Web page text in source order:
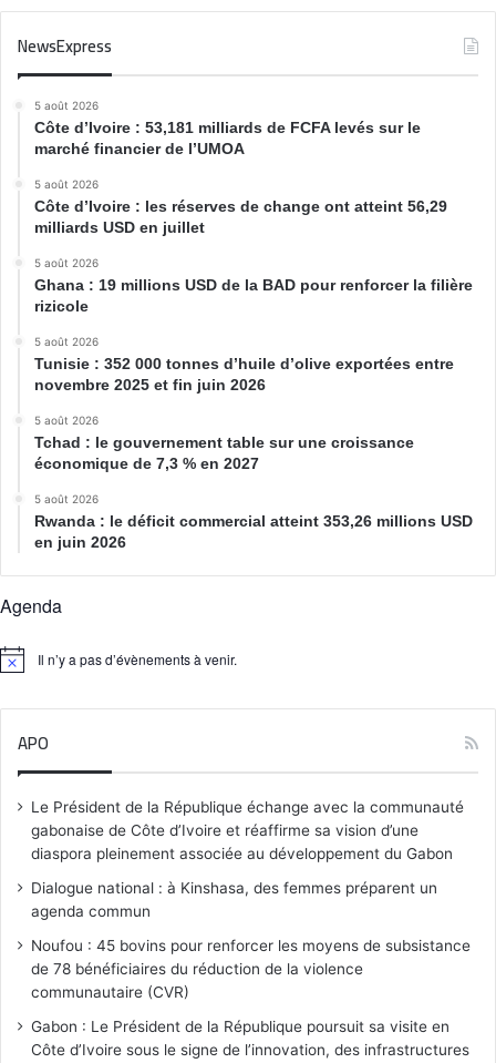
NewsExpress
5 août 2026
Côte d’Ivoire : 53,181 milliards de FCFA levés sur le
marché financier de l’UMOA
5 août 2026
Côte d’Ivoire : les réserves de change ont atteint 56,29
milliards USD en juillet
5 août 2026
Ghana : 19 millions USD de la BAD pour renforcer la filière
rizicole
5 août 2026
Tunisie : 352 000 tonnes d’huile d’olive exportées entre
novembre 2025 et fin juin 2026
5 août 2026
Tchad : le gouvernement table sur une croissance
économique de 7,3 % en 2027
5 août 2026
Rwanda : le déficit commercial atteint 353,26 millions USD
en juin 2026
Agenda
N
Il n’y a pas d’évènements à venir.
APO
Le Président de la République échange avec la communauté
gabonaise de Côte d’Ivoire et réaffirme sa vision d’une
diaspora pleinement associée au développement du Gabon
Dialogue national : à Kinshasa, des femmes préparent un
agenda commun
Noufou : 45 bovins pour renforcer les moyens de subsistance
de 78 bénéficiaires du réduction de la violence
communautaire (CVR)
Gabon : Le Président de la République poursuit sa visite en
Côte d’Ivoire sous le signe de l’innovation, des infrastructures